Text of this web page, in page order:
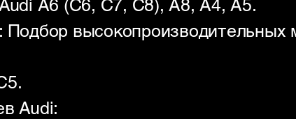
A6 (C6, C7, C8), A8, A4, A5.
высокопроизводительных
Audi: